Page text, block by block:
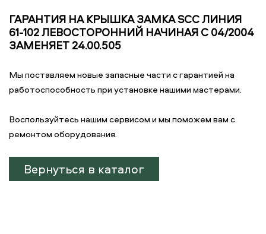
ГАРАНТИЯ НА КРЫШКА ЗАМКА SCC ЛИНИЯ
61-102 ЛЕВОСТОРОННИЙ НАЧИНАЯ С 04/2004
ЗАМЕНЯЕТ 24.00.505
Мы поставляем новые запасные части с гарантией на
работоспособность при установке нашими мастерами.
Воспользуйтесь нашим сервисом и мы поможем вам с
ремонтом оборудования.
Вернуться в каталог